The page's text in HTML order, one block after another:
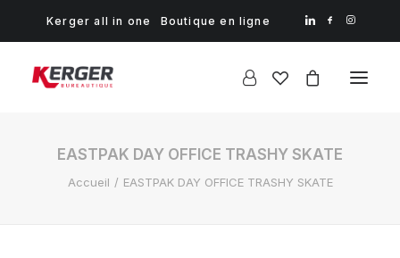
Kerger all in one Boutique en ligne
EASTPAK DAY OFFICE TRASHY SKATE
Accueil EASTPAK DAY OFFICE TRASHY SKATE